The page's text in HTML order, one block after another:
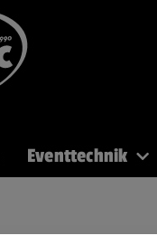
Eventtechnik